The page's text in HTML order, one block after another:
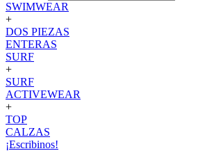
SWIMWEAR
+
DOS PIEZAS
ENTERAS
SURF
+
SURF
ACTIVEWEAR
+
TOP
CALZAS
¡Escribinos!